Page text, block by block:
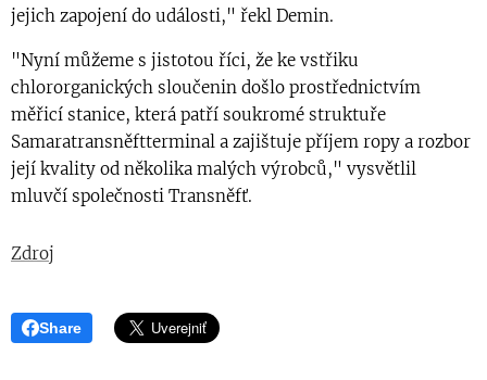
jejich zapojení do události," řekl Demin.
"Nyní můžeme s jistotou říci, že ke vstřiku
chlororganických sloučenin došlo prostřednictvím
měřicí stanice, která patří soukromé struktuře
Samaratransněftterminal a zajištuje příjem ropy a rozbor
její kvality od několika malých výrobců," vysvětlil
mluvčí společnosti Transněfť.
Zdroj
Share